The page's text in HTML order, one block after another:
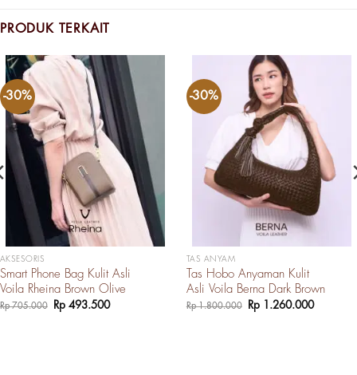
PRODUK TERKAIT
-30%
AKSESORIS
Smart Phone Bag Kulit Asli
Voila Rheina Brown Olive
Rp705.000
Harga
aslinya
Rp 493.500Harga
-30%
TAS ANYAM
Tas Hobo Anyaman Kulit
Asli Voila Berna Dark Brown
Rp1.800.000
Harga
aslinya
Rp 1.260.000Harga